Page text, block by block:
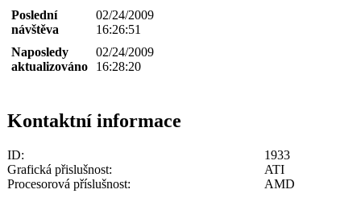
Poslední
návštěva
02/24/2009
16:26:51
Naposledy
aktualizováno
02/24/2009
16:28:20
Kontaktní informace
ID:
1933
Grafická přislušnost:
ATI
Procesorová příslušnost:
AMD